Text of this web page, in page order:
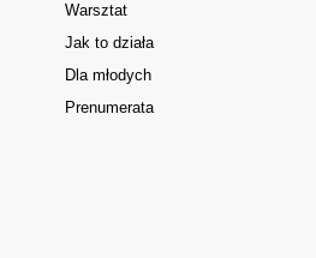
Warsztat
Jak to działa
Dla młodych
Prenumerata